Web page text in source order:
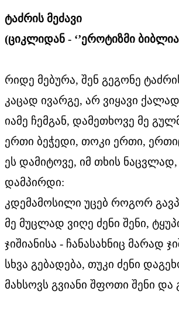
ტაძრის მეძავი
(ციკლიდან - ‘’ეროტიზმი
რიდე მებურა, შენ გეგონე
კაცად ივარგე, არ ვიყავი ქალად
იამე ჩემგან, დამეთხოვე მე
ერთი ბეჭედი, თოკი ერთი,
ეს დამიტოვე, იმ თხის
დამპირდი:
კდემამოსილი უცებ როგორ
მე მუცლად ვიღე ძენი შენი,
ჯიშიანისა - ჩანასახნიც მარად
სხვა გებადება, თუკი ძენი
მახსოვს გვიანი შფოთი შენი და